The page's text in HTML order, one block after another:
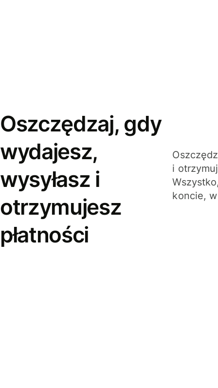
Oszczędzaj, gdy
wydajesz,
wysyłasz i
otrzymujesz
płatności
i
koncie,